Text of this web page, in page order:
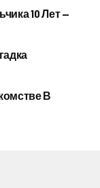
10 Лет —
В